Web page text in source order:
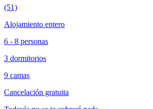
(51)
Alojamiento entero
6 - 8 personas
3 dormitorios
9 camas
Cancelación gratuita